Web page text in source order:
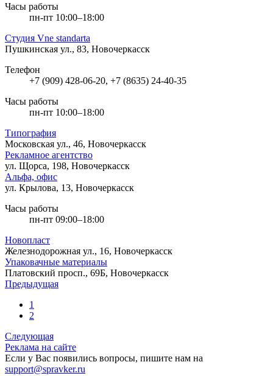
Часы работы
пн-пт 10:00–18:00
Студия Vne standarta
Пушкинская ул., 83, Новочеркасск
Телефон
+7 (909) 428-06-20, +7 (8635) 24-40-35
Часы работы
пн-пт 10:00–18:00
Типография
Московская ул., 46, Новочеркасск
Рекламное агентство
ул. Щорса, 198, Новочеркасск
Альфа, офис
ул. Крылова, 13, Новочеркасск
Часы работы
пн-пт 09:00–18:00
Новопласт
Железнодорожная ул., 16, Новочеркасск
Упаковачные материалы
Платовский просп., 69Б, Новочеркасск
Предыдущая
1
2
Следующая
Реклама на сайте
Если у Вас появились вопросы, пишите нам на
support@spravker.ru